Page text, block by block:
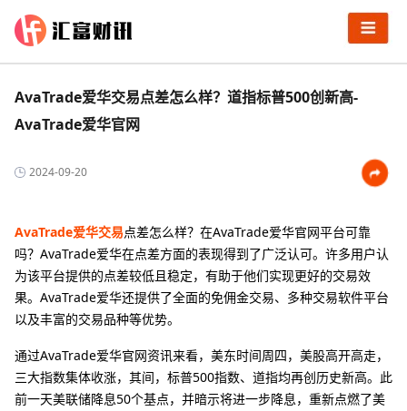
AvaTrade爱华交易点差怎么样？道指标普500创新高-
AvaTrade爱华官网
2024-09-20
AvaTrade爱华交易点差怎么样？在AvaTrade爱华官网平台可靠
吗？AvaTrade爱华在点差方面的表现得到了广泛认可。许多用户认
为该平台提供的点差较低且稳定，有助于他们实现更好的交易效
果。AvaTrade爱华还提供了全面的免佣金交易、多种交易软件平台
以及丰富的交易品种等优势。
通过AvaTrade爱华官网资讯来看，美东时间周四，美股高开高走，
三大指数集体收涨，其间，标普500指数、道指均再创历史新高。此
前一天美联储降息50个基点，并暗示将进一步降息，重新点燃了美